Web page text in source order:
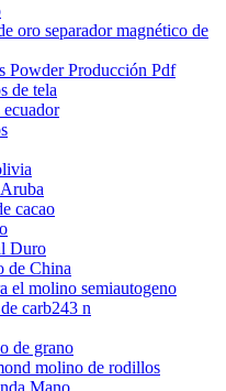
oro separador magnético de
Powder Producción Pdf
de tela
cacao
Duro
de China
el molino semiautogeno
carb243 n
de grano
molino de rodillos
Mano